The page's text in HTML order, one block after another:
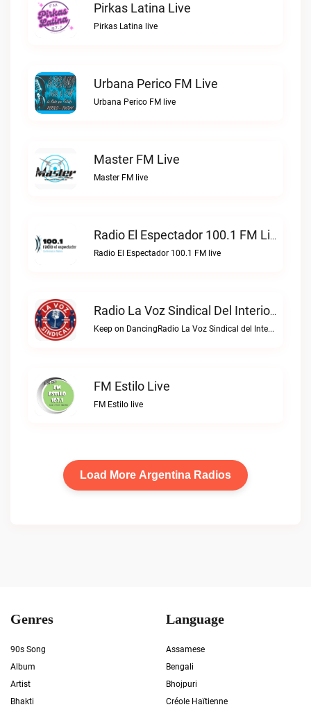
Pirkas Latina Live
Pirkas Latina live
Urbana Perico FM Live
Urbana Perico FM live
Master FM Live
Master FM live
Radio El Espectador 100.1 FM Live
Radio El Espectador 100.1 FM live
Radio La Voz Sindical Del Interior Live
Keep on DancingRadio La Voz Sindical del Interior live
FM Estilo Live
FM Estilo live
Load More Argentina Radios
Genres
90s Song
Album
Artist
Bhakti
Language
Assamese
Bengali
Bhojpuri
Créole Haïtienne